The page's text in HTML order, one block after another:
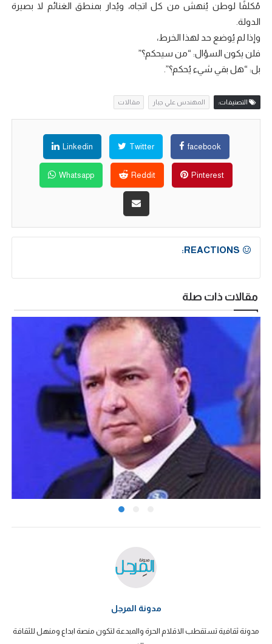
مُكلفًا لوطن يُنهش من كل اتجاه، ويُدار بمنطق الغنائم لا بصيرة
الدولة.
وإذا لم يُوضع حد لهذا الخرط،
فلن يكون السؤال: “من سيحكم؟”
بل: “هل بقي شيء يُحكم؟”.
التصنيفات: المهندس علي جبار مقالات
facebook
Twitter
Linkedin
Pinterest
Reddit
Whatsapp
REACTIONS:
مقالات ذات صلة
مدونة المرجل
مدونة ثقافية تستقطب الاقلام الحرة والمبدعة لتكون منصة ابداع ومنهل للثقافة